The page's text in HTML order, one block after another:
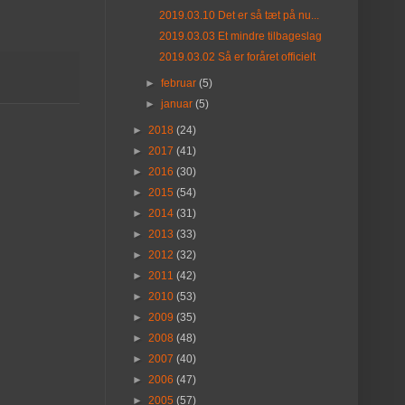
2019.03.10 Det er så tæt på nu...
2019.03.03 Et mindre tilbageslag
2019.03.02 Så er foråret officielt
►februar(5)
►januar(5)
► 2018 (24)
► 2017 (41)
► 2016 (30)
► 2015 (54)
► 2014 (31)
► 2013 (33)
► 2012 (32)
► 2011 (42)
► 2010 (53)
► 2009 (35)
► 2008 (48)
► 2007 (40)
► 2006 (47)
► 2005 (57)